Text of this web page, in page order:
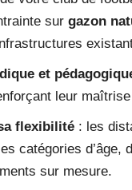
sur gazon
et
leur
flexibilité : les
catégories d’âge,
sur mesure.